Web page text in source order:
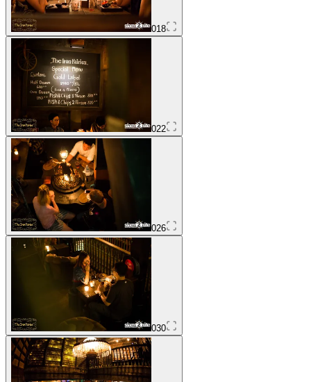
018
022
026
030